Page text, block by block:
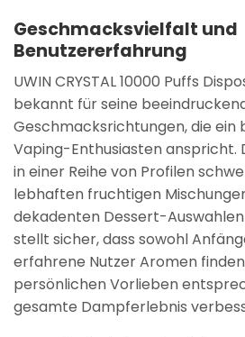
Geschmacksvielfalt und
Benutzererfahrung
UWIN CRYSTAL 10000 Puffs
bekannt für seine
Geschmacksrichtungen, die ein
Vaping-Enthusiasten anspricht.
in einer Reihe von Profilen
lebhaften fruchtigen
dekadenten Dessert-
stellt sicher, dass sowohl
erfahrene Nutzer Aromen
persönlichen Vorlieben
gesamte Dampferlebnis